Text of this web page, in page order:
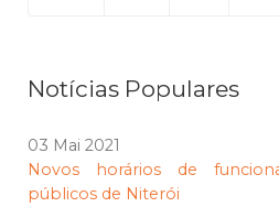
Notícias Populares
03 Mai 2021
Novos horários de
públicos de Niterói